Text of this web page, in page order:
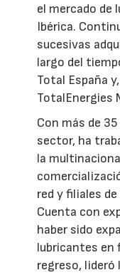
el mercado de
Ibérica.
sucesivas
largo del
Total España
TotalEnergies
Con más de
sector, ha
la
red y filiales
Cuenta con
haber sido
lubricantes en
regreso, lideró